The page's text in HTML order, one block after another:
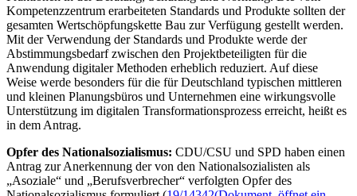
Kompetenzzentrum erarbeiteten Standards und Produkte sollten der
gesamten Wertschöpfungskette Bau zur Verfügung gestellt werden.
Mit der Verwendung der Standards und Produkte werde der
Abstimmungsbedarf zwischen den Projektbeteiligten für die
Anwendung digitaler Methoden erheblich reduziert. Auf diese
Weise werde besonders für die für Deutschland typischen mittleren
und kleinen Planungsbüros und Unternehmen eine wirkungsvolle
Unterstützung im digitalen Transformationsprozess erreicht, heißt es
in dem Antrag.
Opfer des Nationalsozialismus: CDU/CSU und SPD haben einen
Antrag zur Anerkennung der von den Nationalsozialisten als
„Asoziale“ und „Berufsverbrecher“ verfolgten Opfer des